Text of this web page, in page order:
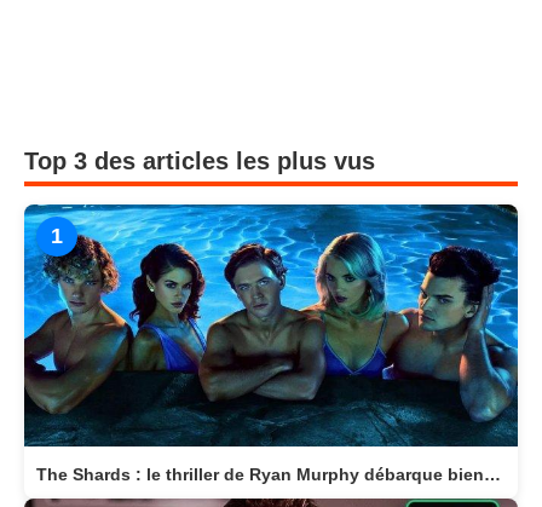
Top 3 des articles les plus vus
1
The Shards : le thriller de Ryan Murphy débarque bientôt sur Disney+